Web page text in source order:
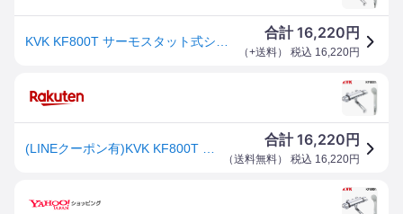
合計16,220 円
（+送料） 税込 16,220円
合計16,220 円
（送料無料） 税込 16,220円